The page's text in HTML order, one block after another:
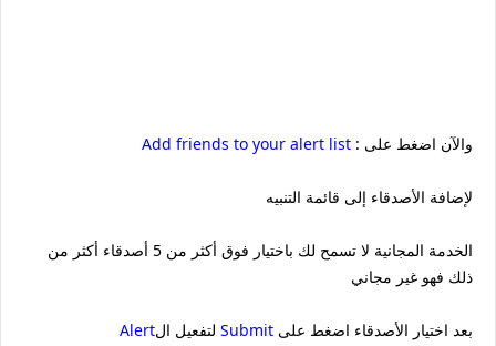
Add friends to your alert list : والآن اضغط على
لإضافة الأصدقاء إلى قائمة التنبيه
الخدمة المجانية لا تسمح لك باختيار فوق أكثر من 5 أصدقاء أكثر من
ذلك فهو غير مجاني
Alert Submit بعد اختيار الأصدقاء اضغط على